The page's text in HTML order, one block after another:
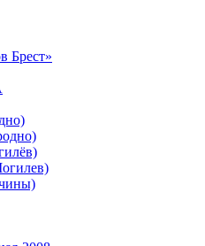
Брест»